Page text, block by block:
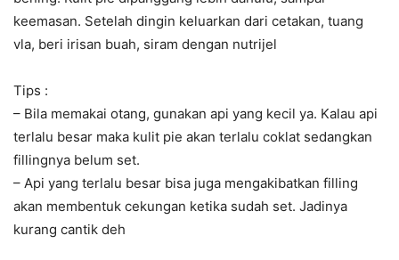
keemasan. Setelah dingin keluarkan dari cetakan, tuang
vla, beri irisan buah, siram dengan nutrijel
Tips :
– Bila memakai otang, gunakan api yang kecil ya. Kalau api
terlalu besar maka kulit pie akan terlalu coklat sedangkan
fillingnya belum set.
– Api yang terlalu besar bisa juga mengakibatkan filling
akan membentuk cekungan ketika sudah set. Jadinya
kurang cantik deh